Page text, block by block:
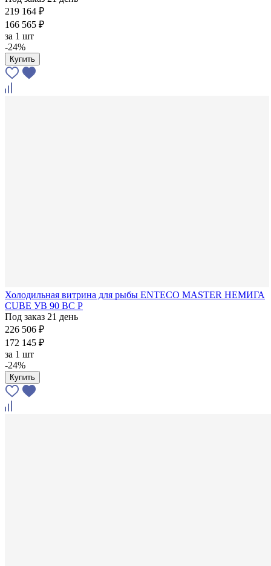
219 164 ₽
166 565 ₽
за 1 шт
-24%
Купить
Холодильная витрина для рыбы ENTECO MASTER НЕМИГА
CUBE УВ 90 ВС Р
Под заказ 21 день
226 506 ₽
172 145 ₽
за 1 шт
-24%
Купить